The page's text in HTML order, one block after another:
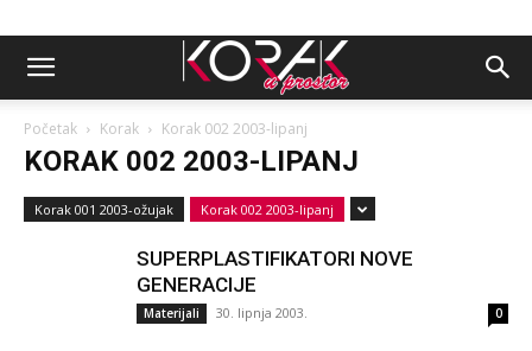
Početak Korak Korak 002 2003-lipanj
KORAK 002 2003-LIPANJ
Korak 001 2003-ožujak Korak 002 2003-lipanj
SUPERPLASTIFIKATORI NOVE
GENERACIJE
Materijali 30. lipnja 2003. 0